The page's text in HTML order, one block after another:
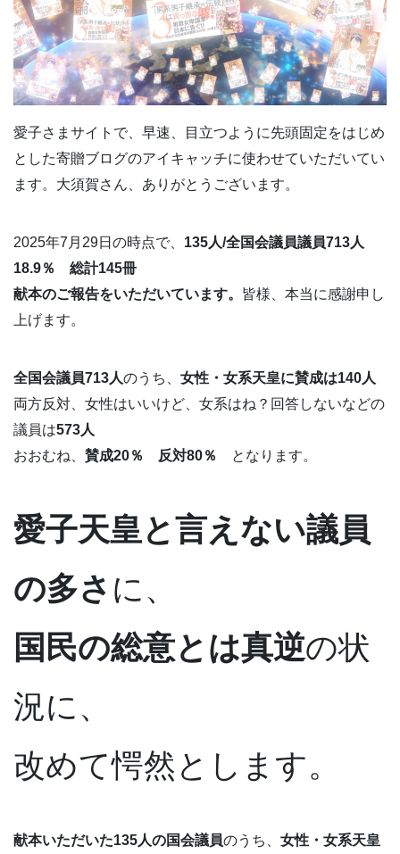
愛子さまサイトで、早速、目立つように先頭固定をはじめ
とした寄贈ブログのアイキャッチに使わせていただいてい
ます。大須賀さん、ありがとうございます。
2025年7月29日の時点で、 135人/全国会議員議員713人
18.9％ 総計145冊
献本のご報告をいただいています。 皆様、本当に感謝申し
上げます。
全国会議員713人のうち、 女性・女系天皇に賛成は140人
両方反対、女性はいいけど、女系はね？回答しないなどの
議員は573人
おおむね、 賛成20％ 反対80％ となります。
愛子天皇と言えない議員
の多さ に、
国民の総意とは真逆の状
況に、
改めて愕然とします。
献本いただいた135人の国会議員のうち、 女性・女系天皇